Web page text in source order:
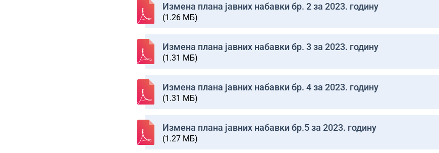
Изменa плана јавних набавки бр. 2 за 2023. годину
(1.26 МБ)
Изменa плана јавних набавки бр. 3 за 2023. годину
(1.31 МБ)
Изменa плана јавних набавки бр. 4 за 2023. годину
(1.31 МБ)
Изменa плана јавних набавки бр.5 за 2023. годину
(1.27 МБ)